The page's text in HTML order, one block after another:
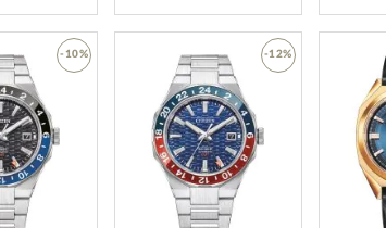
-10%
WUNSCHLISTE
HINZUFÜGEN
-12%
WUNSCHLISTE
HINZUFÜGEN